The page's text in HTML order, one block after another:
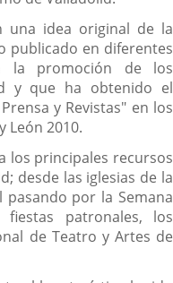
una idea original de la
publicado en diferentes
la promoción de los
y que ha obtenido el
y Revistas" en los
León 2010.
los principales recursos
desde las iglesias de la
pasando por la Semana
patronales, los
de Teatro y Artes de